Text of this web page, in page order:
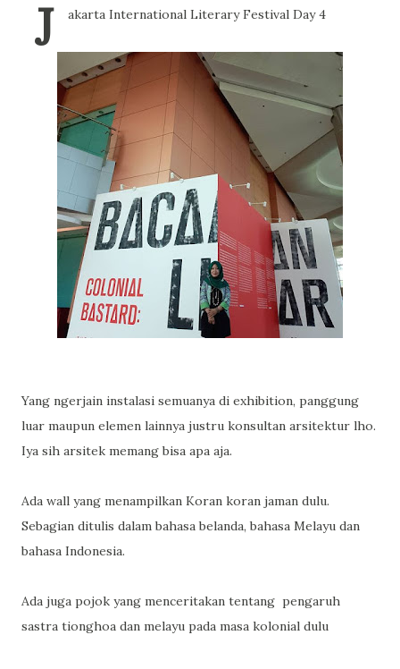
J akarta International Literary Festival Day 4
Yang ngerjain instalasi semuanya di exhibition, panggung
luar maupun elemen lainnya justru konsultan arsitektur lho.
Iya sih arsitek memang bisa apa aja.
Ada wall yang menampilkan Koran koran jaman dulu.
Sebagian ditulis dalam bahasa belanda, bahasa Melayu dan
bahasa Indonesia.
Ada juga pojok yang menceritakan tentang pengaruh
sastra tionghoa dan melayu pada masa kolonial dulu